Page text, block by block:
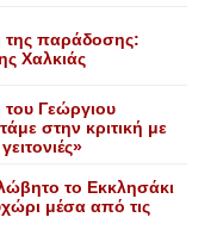
της παράδοσης:
Xαλκιάς
του Γεώργιου
στην κριτική με
το Eκκλησάκι
μέσα από τις